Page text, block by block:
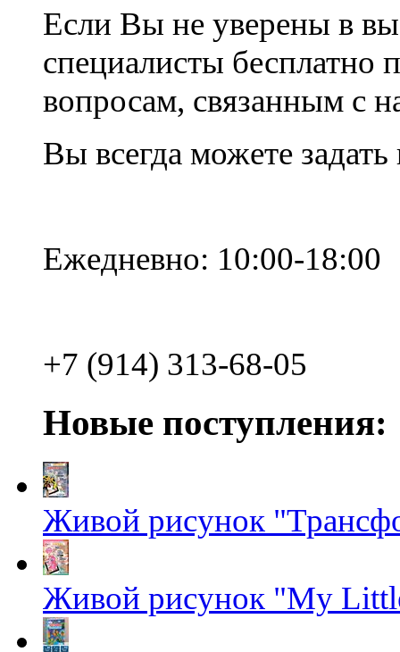
Если Вы не уверены в
специалисты
вопросам, связанным с
Вы всегда можете
Ежедневно: 10:00-18:00
+7 (914) 313-68-05
Новые поступления:
Живой рисунок
Живой рисунок "My